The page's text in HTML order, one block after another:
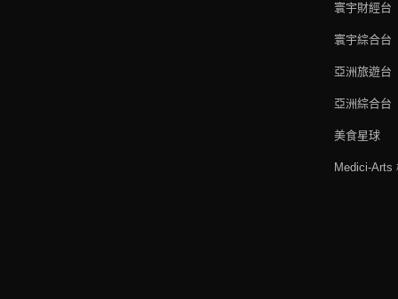
寰宇財經台
寰宇綜合台
亞洲旅遊台
亞洲綜合台
美食星球
Medici-Arts